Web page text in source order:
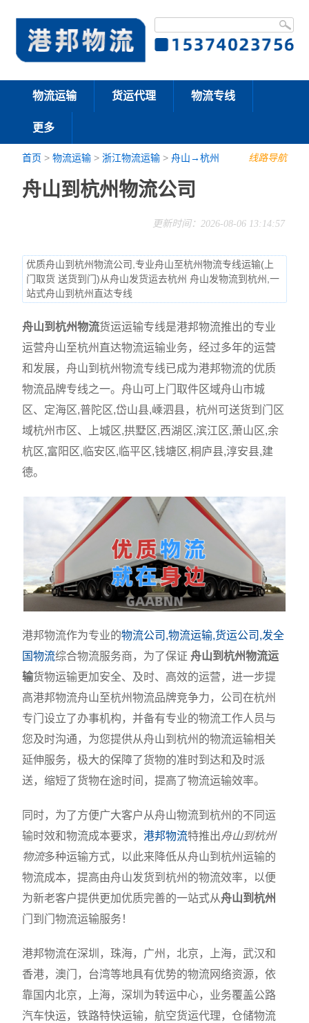
物流运输 货运代理 物流专线
更多
线路导航
首页 >物流运输 >浙江物流运输 >舟山→杭州
舟山到杭州物流公司
更新时间：2026-08-06 13:14:57
优质舟山到杭州物流公司,专业舟山至杭州物流专线运输(上
门取货 送货到门)从舟山发货运去杭州 舟山发物流到杭州,一
站式舟山到杭州直达专线
舟山到杭州物流货运运输专线是港邦物流推出的专业
运营舟山至杭州直达物流运输业务，经过多年的运营
和发展，舟山到杭州物流专线已成为港邦物流的优质
物流品牌专线之一。舟山可上门取件区域舟山市城
区、定海区,普陀区,岱山县,嵊泗县，杭州可送货到门区
域杭州市区、上城区,拱墅区,西湖区,滨江区,萧山区,余
杭区,富阳区,临安区,临平区,钱塘区,桐庐县,淳安县,建
德。
港邦物流作为专业的物流公司,物流运输,货运公司,发全
国物流综合物流服务商，为了保证舟山到杭州物流运
输货物运输更加安全、及时、高效的运营，进一步提
高港邦物流舟山至杭州物流品牌竞争力，公司在杭州
专门设立了办事机构，并备有专业的物流工作人员与
您及时沟通，为您提供从舟山到杭州的物流运输相关
延伸服务，极大的保障了货物的准时到达和及时派
送，缩短了货物在途时间，提高了物流运输效率。
同时，为了方便广大客户从舟山物流到杭州的不同运
输时效和物流成本要求，港邦物流特推出舟山到杭州
物流多种运输方式，以此来降低从舟山到杭州运输的
物流成本，提高由舟山发货到杭州的物流效率，以便
为新老客户提供更加优质完善的一站式从舟山到杭州
门到门物流运输服务！
港邦物流在深圳，珠海，广州，北京，上海，武汉和
香港，澳门，台湾等地具有优势的物流网络资源，依
靠国内北京，上海，深圳为转运中心，业务覆盖公路
汽车快运，铁路特快运输，航空货运代理，仓储物流